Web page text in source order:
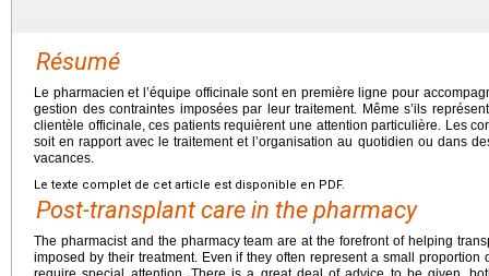
Résumé
Le pharmacien et l’équipe officinale sont en première ligne pour
gestion des contraintes imposées par leur traitement. Même s’ils
clientèle officinale, ces patients requièrent une attention particulière. Les
soit en rapport avec le traitement et l’organisation au quotidien ou dans
vacances.
Le texte complet de cet article est disponible en PDF.
Post-transplant care in the pharmacy
The pharmacist and the pharmacy team are at the forefront of helping
imposed by their treatment. Even if they often represent a small proportion